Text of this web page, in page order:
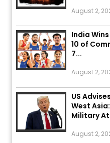
India
10 of
7...
US
West
Military